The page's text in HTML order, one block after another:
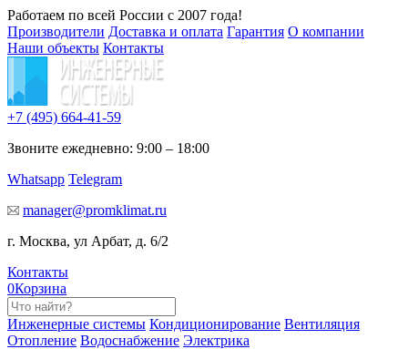
Работаем по всей России с 2007 года!
Производители Доставка и оплата Гарантия О компании
Наши объекты Контакты
+7 (495) 664-41-59
Звоните ежедневно: 9:00 – 18:00
Whatsapp Telegram
manager@promklimat.ru
г. Москва, ул Арбат, д. 6/2
Контакты
0Корзина
Инженерные системы Кондиционирование Вентиляция
Отопление Водоснабжение Электрика